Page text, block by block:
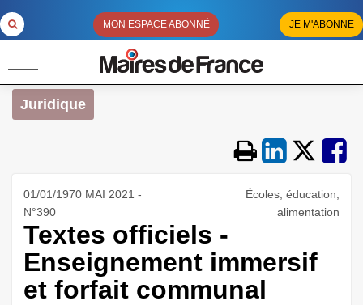
MON ESPACE ABONNÉ JE M'ABONNE
Juridique
01/01/1970 MAI 2021 -
N°390
Écoles, éducation,
alimentation
Textes officiels -
Enseignement immersif
et forfait communal